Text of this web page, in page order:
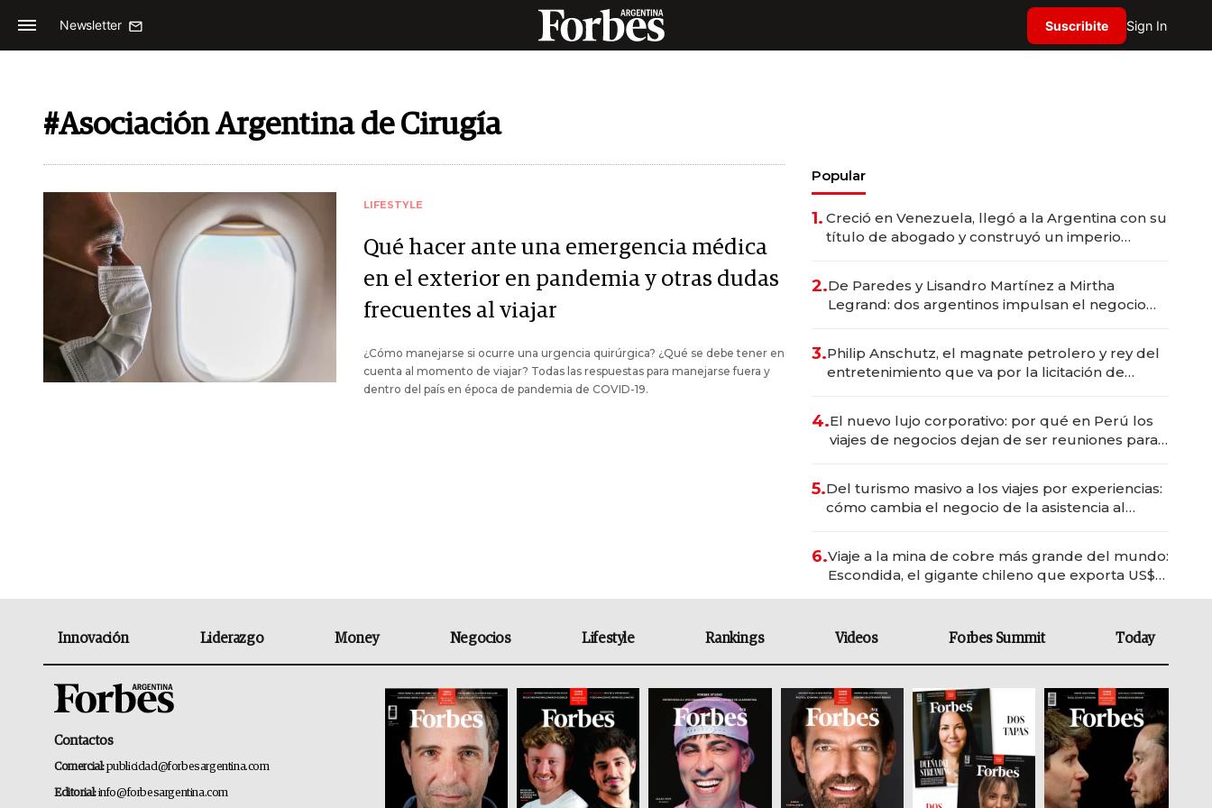
Newsletter Suscribite Sign In
#Asociación Argentina de Cirugía
LIFESTYLE
Qué hacer ante una emergencia médica
en el exterior en pandemia y otras dudas
frecuentes al viajar
¿Cómo manejarse si ocurre una urgencia quirúrgica? ¿Qué se debe tener en
cuenta al momento de viajar? Todas las respuestas para manejarse fuera y
dentro del país en época de pandemia de COVID-19.
Popular
1. Creció en Venezuela, llegó a la Argentina con su
título de abogado y construyó un imperio
2.De Paredes y Lisandro Martínez a Mirtha
Legrand: dos argentinos impulsan el negocio
3.Philip Anschutz, el magnate petrolero y rey del
entretenimiento que va por la licitación de
4.El nuevo lujo corporativo: por qué en Perú los
viajes de negocios dejan de ser reuniones para
5.Del turismo masivo a los viajes por experiencias:
cómo cambia el negocio de la asistencia al
6.Viaje a la mina de cobre más grande del mundo:
Escondida, el gigante chileno que exporta US$
Innovación Liderazgo Money Negocios Lifestyle Rankings Videos Forbes Summit Today
Contactos
Comercial:publicidad@forbesargentina.com
Editorial:info@forbesargentina.com